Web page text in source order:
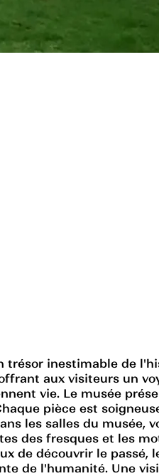
trésor inestimable de
aux visiteurs un
vie. Le musée
pièce est
les salles du
des fresques et les
de découvrir le passé,
de l'humanité. Une